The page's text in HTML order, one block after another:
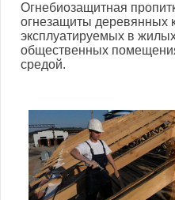
Огнебиозащитная
огнезащиты деревянных
эксплуатируемых в
общественных
средой.